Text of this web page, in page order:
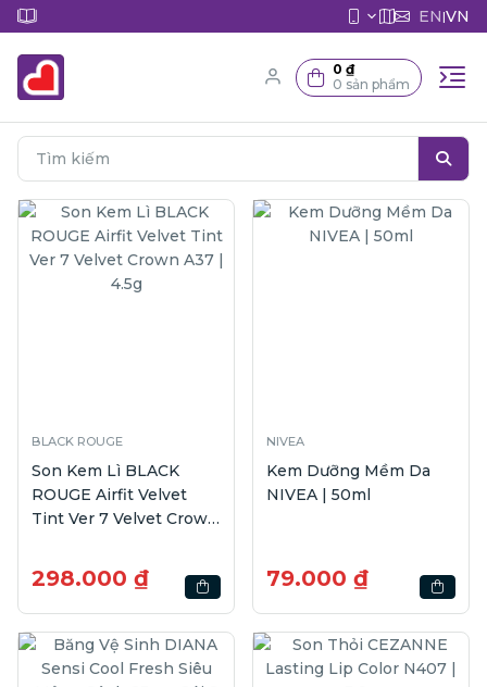
EN|VN
0 ₫
0 sản phẩm
BLACK ROUGE
Son Kem Lì BLACK
ROUGE Airfit Velvet
Tint Ver 7 Velvet Crown
298.000 ₫
NIVEA
Kem Dưỡng Mềm Da
NIVEA | 50ml
79.000 ₫